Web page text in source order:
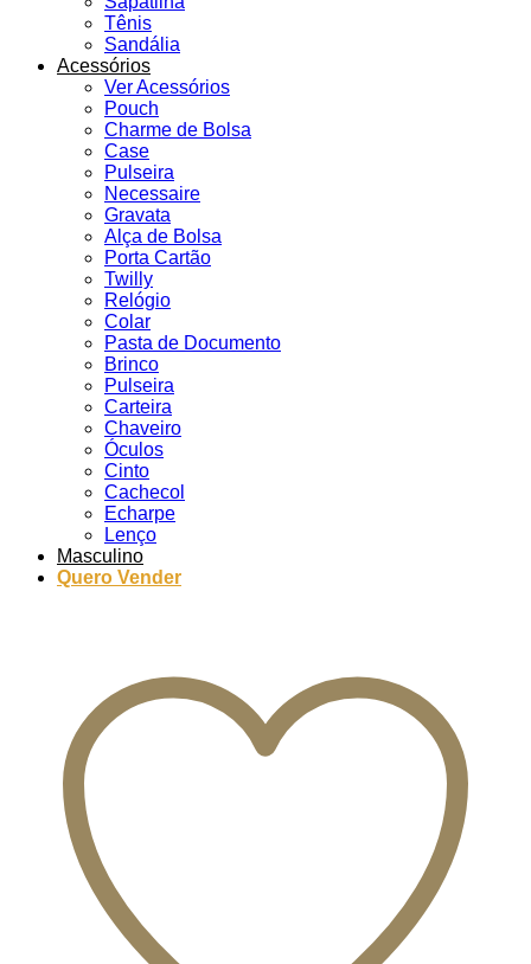
Tênis
Sandália
Acessórios
Ver Acessórios
Pouch
Charme de Bolsa
Case
Pulseira
Necessaire
Gravata
Alça de Bolsa
Porta Cartão
Twilly
Relógio
Colar
Pasta de Documento
Brinco
Pulseira
Carteira
Chaveiro
Óculos
Cinto
Cachecol
Echarpe
Lenço
Masculino
Quero Vender